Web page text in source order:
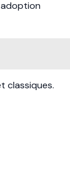
classiques.